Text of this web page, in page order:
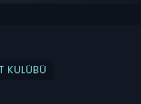
KULÜBÜ